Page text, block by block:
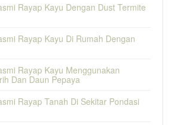
Rayap Kayu Dengan Dust Termite
Rayap Kayu Di Rumah Dengan
Rayap Kayu Menggunakan
Dan Daun Pepaya
Rayap Tanah Di Sekitar Pondasi